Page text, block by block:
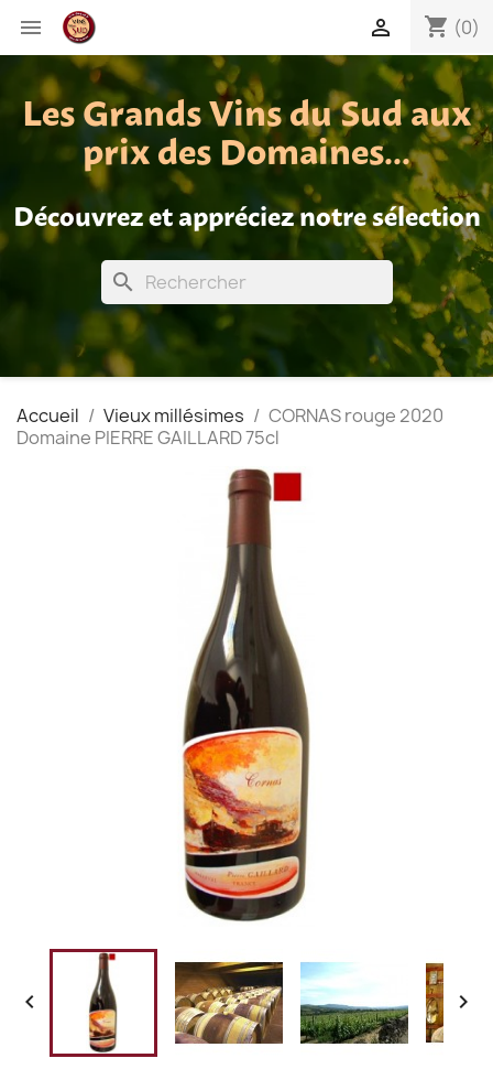
 shopping_cart (0)

Les Grands Vins du Sud aux
prix des Domaines...
Découvrez et appréciez notre sélection
search
Accueil Vieux millésimes
CORNAS rouge 2020
Domaine PIERRE GAILLARD 75cl
 